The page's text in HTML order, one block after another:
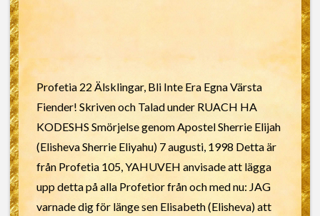
Profetia 22 Älsklingar, Bli Inte Era Egna Värsta
Fiender! Skriven och Talad under RUACH HA
KODESHS Smörjelse genom Apostel Sherrie Elijah
(Elisheva Sherrie Eliyahu) 7 augusti, 1998 Detta är
från Profetia 105, YAHUVEH anvisade att lägga
upp detta på alla Profetior från och med nu: JAG
varnade dig för länge sen Elisabeth (Elisheva) att